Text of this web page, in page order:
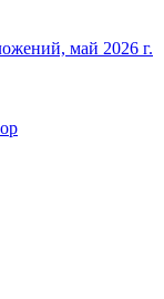
май 2026 г.